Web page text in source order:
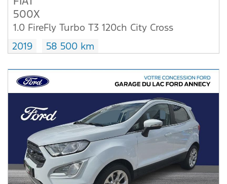
500X
1.0 FireFly Turbo T3 120ch City Cross
2019
58 500 km